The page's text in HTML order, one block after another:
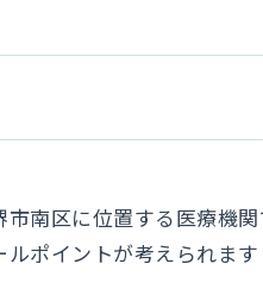
南区に位置する医療機
ポイントが考えられます